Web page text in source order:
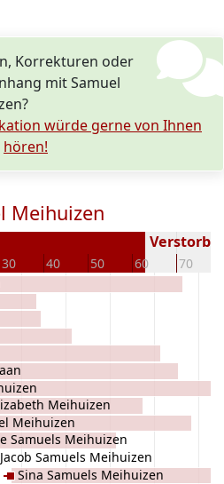
Korrekturen oder
mit Samuel
würde gerne von Ihnen
hören!
Meihuizen
30 40 50 60 70
Meihuizen
Meihuizen
Samuels Meihuizen
Jacob Samuels Meihuizen
Sina Samuels Meihuizen